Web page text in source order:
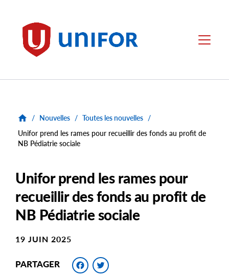
Unifor Menu
/ Nouvelles / Toutes les nouvelles /
Unifor prend les rames pour recueillir des fonds au profit de
NB Pédiatrie sociale
Unifor prend les rames pour
recueillir des fonds au profit de
NB Pédiatrie sociale
19 JUIN 2025
PARTAGER Facebook